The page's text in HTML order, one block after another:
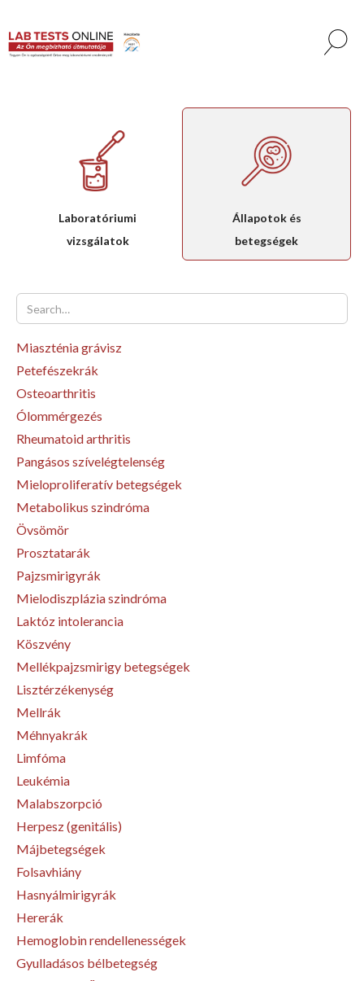
Laboratóriumi
vizsgálatok
Állapotok és
betegségek
Miaszténia grávisz
Petefészekrák
Osteoarthritis
Ólommérgezés
Rheumatoid arthritis
Pangásos szívelégtelenség
Mieloproliferatív betegségek
Metabolikus szindróma
Övsömör
Prosztatarák
Pajzsmirigyrák
Mielodiszplázia szindróma
Laktóz intolerancia
Köszvény
Mellékpajzsmirigy betegségek
Lisztérzékenység
Mellrák
Méhnyakrák
Limfóma
Leukémia
Malabszorpció
Herpesz (genitális)
Májbetegségek
Folsavhiány
Hasnyálmirigyrák
Hererák
Hemoglobin rendellenességek
Gyulladásos bélbetegség